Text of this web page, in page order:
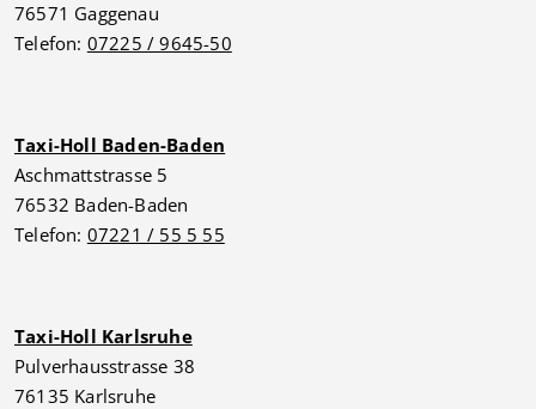
76571 Gaggenau
Telefon: 07225 / 9645-50
Taxi-Holl Baden-Baden
Aschmattstrasse 5
76532 Baden-Baden
Telefon: 07221 / 55 5 55
Taxi-Holl Karlsruhe
Pulverhausstrasse 38
76135 Karlsruhe